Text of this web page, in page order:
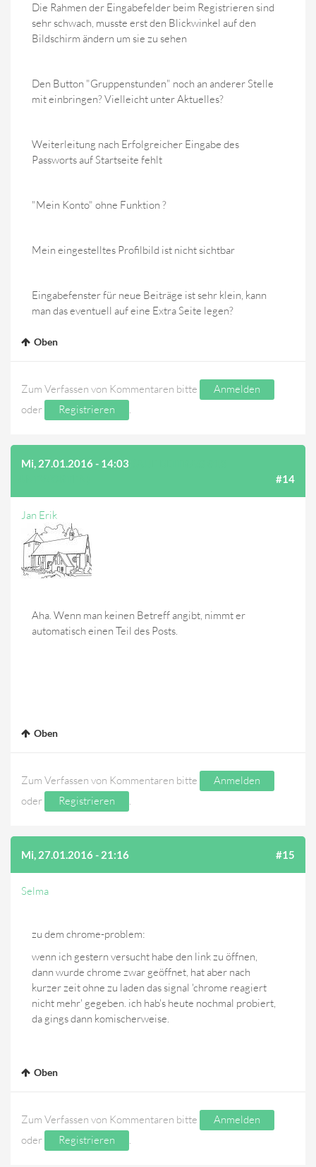
Die Rahmen der Eingabefelder beim Registrieren sind
sehr schwach, musste erst den Blickwinkel auf den
Bildschirm ändern um sie zu sehen
Den Button "Gruppenstunden" noch an anderer Stelle
mit einbringen? Vielleicht unter Aktuelles?
Weiterleitung nach Erfolgreicher Eingabe des
Passworts auf Startseite fehlt
"Mein Konto" ohne Funktion ?
Mein eingestelltes Profilbild ist nicht sichtbar
Eingabefenster für neue Beiträge ist sehr klein, kann
man das eventuell auf eine Extra Seite legen?
Oben
Zum Verfassen von Kommentaren bitte
Anmelden
oder
Registrieren .
Mi, 27.01.2016 - 14:03
#14
Jan Erik
Aha. Wenn man keinen Betreff angibt, nimmt er
automatisch einen Teil des Posts.
Oben
Zum Verfassen von Kommentaren bitte
Anmelden
oder
Registrieren .
Mi, 27.01.2016 - 21:16 #15
Selma
zu dem chrome-problem:
wenn ich gestern versucht habe den link zu öffnen,
dann wurde chrome zwar geöffnet, hat aber nach
kurzer zeit ohne zu laden das signal 'chrome reagiert
nicht mehr' gegeben. ich hab's heute nochmal probiert,
da gings dann komischerweise.
Oben
Zum Verfassen von Kommentaren bitte
Anmelden
oder
Registrieren .